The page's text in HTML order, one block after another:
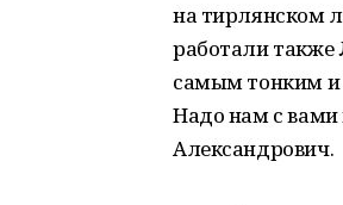
на тирлянском
работали также
самым тонким и
Надо нам с вами
Александрович.